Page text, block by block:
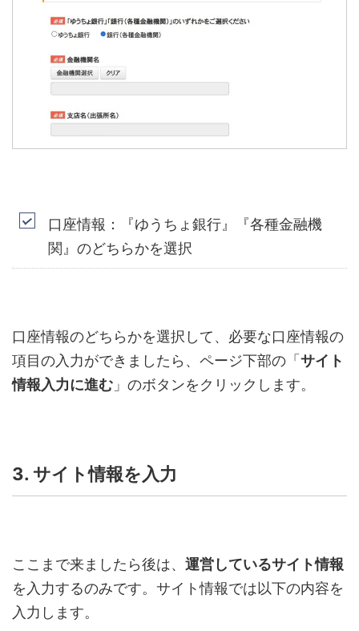
口座情報：『ゆうちょ銀行』『各種金融機
関』のどちらかを選択
口座情報のどちらかを選択して、必要な口座情報の
項目の入力ができましたら、ページ下部の「サイト
情報入力に進む 」のボタンをクリックします。
3. サイト情報を入力
ここまで来ましたら後は、 運営しているサイト情報
を入力するのみです。サイト情報では以下の内容を
入力します。